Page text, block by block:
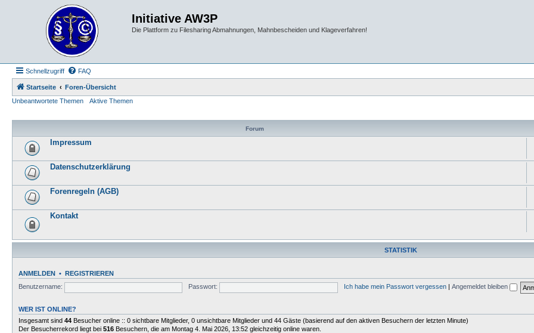
Initiative AW3P
Die Plattform zu Filesharing Abmahnungen, Mahnbescheiden und Klageverfahren!
Schnellzugriff FAQ
Startseite
Foren-Übersicht
Unbeantwortete Themen
Aktive Themen
Forum
Impressum
Datenschutzerklärung
Forenregeln (AGB)
Kontakt
STATISTIK
ANMELDEN • REGISTRIEREN
Benutzername:
Passwort: Ich habe mein Passwort vergessen Angemeldet bleiben
WER IST ONLINE?
Insgesamt sind 44 Besucher online :: 0 sichtbare Mitglieder, 0 unsichtbare Mitglieder und 44 Gäste (basierend auf den aktiven Besuchern der letzten Minute)
Der Besucherrekord liegt bei 516 Besuchern, die am Montag 4. Mai 2026, 13:52 gleichzeitig online waren.